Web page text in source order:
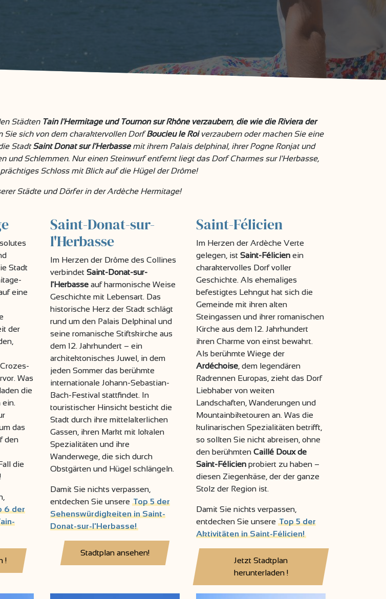
Städten Tain l'Hermitage und Tournon sur Rhône verzaubern, die wie die Riviera der
Sie sich von dem charaktervollen DorfBoucieu le Roiverzaubern oder machen Sie eine
StadtSaint Donat sur l'Herbasse mit ihrem Palais delphinal, ihrer Pogne Ronjat und
und Schlemmen. Nur einen Steinwurf entfernt liegt das Dorf Charmes sur l'Herbasse,
Schloss mit Blick auf die Hügel der Drôme!
Städte und Dörfer in der Ardèche Hermitage!
Stadt
eine
der
Was
die
ein.
das
den
die
6 der
!
Saint-Donat-sur-
l'Herbasse
Im Herzen der Drôme des Collines
verbindet Saint-Donat-sur-
l'Herbasse auf harmonische Weise
Geschichte mit Lebensart. Das
historische Herz der Stadt schlägt
rund um den Palais Delphinal und
seine romanische Stiftskirche aus
dem 12. Jahrhundert – ein
architektonisches Juwel, in dem
jeden Sommer das berühmte
internationale Johann-Sebastian-
Bach-Festival stattfindet. In
touristischer Hinsicht besticht die
Stadt durch ihre mittelalterlichen
Gassen, ihren Markt mit lokalen
Spezialitäten und ihre
Wanderwege, die sich durch
Obstgärten und Hügel schlängeln.
Damit Sie nichts verpassen,
entdecken Sie unsere Top 5 der
Sehenswürdigkeiten in Saint-
Donat-sur-l'Herbasse!
Stadtplan ansehen!
Saint-Félicien
Im Herzen der Ardèche Verte
gelegen, ist Saint-Félicien ein
charaktervolles Dorf voller
Geschichte. Als ehemaliges
befestigtes Lehngut hat sich die
Gemeinde mit ihren alten
Steingassen und ihrer romanischen
Kirche aus dem 12. Jahrhundert
ihren Charme von einst bewahrt.
Als berühmte Wiege der
Ardéchoise , dem legendären
Radrennen Europas, zieht das Dorf
Liebhaber von weiten
Landschaften, Wanderungen und
Mountainbiketouren an. Was die
kulinarischen Spezialitäten betrifft,
so sollten Sie nicht abreisen, ohne
den berühmten Caillé Doux de
Saint-Félicien probiert zu haben –
diesen Ziegenkäse, der der ganze
Stolz der Region ist.
Damit Sie nichts verpassen,
entdecken Sie unsere Top 5 der
Aktivitäten in Saint-Félicien!
Jetzt Stadtplan
herunterladen !